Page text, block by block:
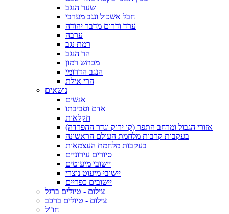
שער הנגב
חבל אשכול ונגב מערבי
ערד ודרום מדבר יהודה
ערבה
רמת נגב
הר הנגב
מכתש רמון
הנגב הדרומי
הרי אילת
נושאים
אנשים
אדם וסביבתו
חקלאות
אזורי הגבול ומרחב התפר (קו ירוק וגדר ההפרדה)
בעקבות קרבות מלחמת העולם הראשונה
בעקבות מלחמת העצמאות
סיורים עירוניים
יישובי מיעוטים
יישובי מיעוט נוצרי
יישובים כפריים
צילום - טיולים ברגל
צילום - טיולים ברכב
חו"ל